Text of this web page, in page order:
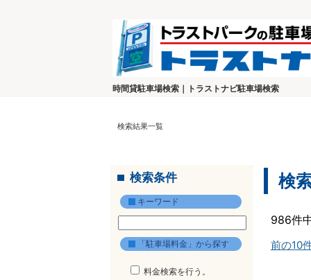
時間貸駐車場検索｜トラストナビ駐車場検索
検索結果一覧
検索条件
キーワード
「駐車場料金」から探す
料金検索を行う。
検
986件
前の10